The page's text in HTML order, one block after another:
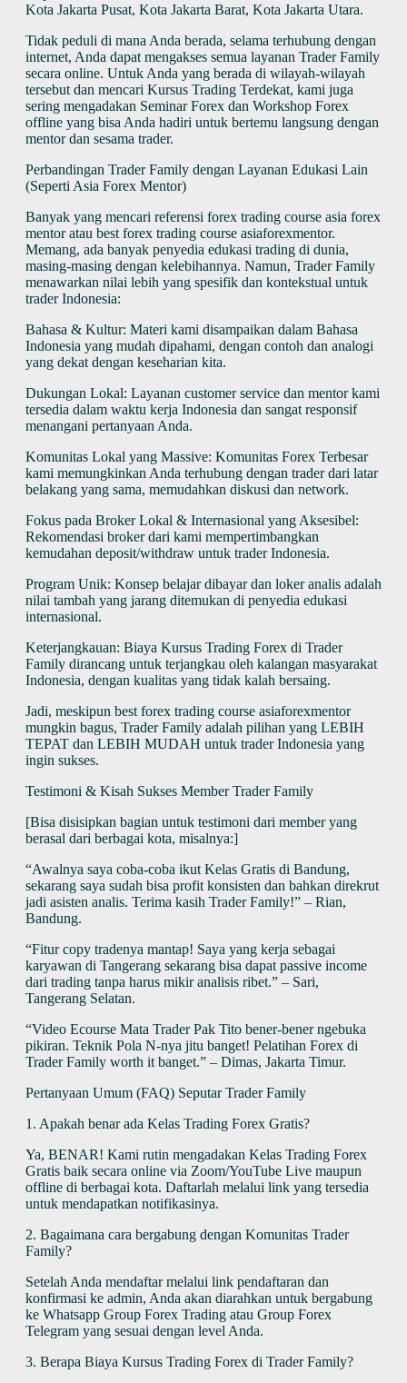
Kota Jakarta Pusat, Kota Jakarta Barat, Kota Jakarta Utara.
Tidak peduli di mana Anda berada, selama terhubung dengan
internet, Anda dapat mengakses semua layanan Trader Family
secara online. Untuk Anda yang berada di wilayah-wilayah
tersebut dan mencari Kursus Trading Terdekat, kami juga
sering mengadakan Seminar Forex dan Workshop Forex
offline yang bisa Anda hadiri untuk bertemu langsung dengan
mentor dan sesama trader.
Perbandingan Trader Family dengan Layanan Edukasi Lain
(Seperti Asia Forex Mentor)
Banyak yang mencari referensi forex trading course asia forex
mentor atau best forex trading course asiaforexmentor.
Memang, ada banyak penyedia edukasi trading di dunia,
masing-masing dengan kelebihannya. Namun, Trader Family
menawarkan nilai lebih yang spesifik dan kontekstual untuk
trader Indonesia:
Bahasa & Kultur: Materi kami disampaikan dalam Bahasa
Indonesia yang mudah dipahami, dengan contoh dan analogi
yang dekat dengan keseharian kita.
Dukungan Lokal: Layanan customer service dan mentor kami
tersedia dalam waktu kerja Indonesia dan sangat responsif
menangani pertanyaan Anda.
Komunitas Lokal yang Massive: Komunitas Forex Terbesar
kami memungkinkan Anda terhubung dengan trader dari latar
belakang yang sama, memudahkan diskusi dan network.
Fokus pada Broker Lokal & Internasional yang Aksesibel:
Rekomendasi broker dari kami mempertimbangkan
kemudahan deposit/withdraw untuk trader Indonesia.
Program Unik: Konsep belajar dibayar dan loker analis adalah
nilai tambah yang jarang ditemukan di penyedia edukasi
internasional.
Keterjangkauan: Biaya Kursus Trading Forex di Trader
Family dirancang untuk terjangkau oleh kalangan masyarakat
Indonesia, dengan kualitas yang tidak kalah bersaing.
Jadi, meskipun best forex trading course asiaforexmentor
mungkin bagus, Trader Family adalah pilihan yang LEBIH
TEPAT dan LEBIH MUDAH untuk trader Indonesia yang
ingin sukses.
Testimoni & Kisah Sukses Member Trader Family
[Bisa disisipkan bagian untuk testimoni dari member yang
berasal dari berbagai kota, misalnya:]
“Awalnya saya coba-coba ikut Kelas Gratis di Bandung,
sekarang saya sudah bisa profit konsisten dan bahkan direkrut
jadi asisten analis. Terima kasih Trader Family!” – Rian,
Bandung.
“Fitur copy tradenya mantap! Saya yang kerja sebagai
karyawan di Tangerang sekarang bisa dapat passive income
dari trading tanpa harus mikir analisis ribet.” – Sari,
Tangerang Selatan.
“Video Ecourse Mata Trader Pak Tito bener-bener ngebuka
pikiran. Teknik Pola N-nya jitu banget! Pelatihan Forex di
Trader Family worth it banget.” – Dimas, Jakarta Timur.
Pertanyaan Umum (FAQ) Seputar Trader Family
1. Apakah benar ada Kelas Trading Forex Gratis?
Ya, BENAR! Kami rutin mengadakan Kelas Trading Forex
Gratis baik secara online via Zoom/YouTube Live maupun
offline di berbagai kota. Daftarlah melalui link yang tersedia
untuk mendapatkan notifikasinya.
2. Bagaimana cara bergabung dengan Komunitas Trader
Family?
Setelah Anda mendaftar melalui link pendaftaran dan
konfirmasi ke admin, Anda akan diarahkan untuk bergabung
ke Whatsapp Group Forex Trading atau Group Forex
Telegram yang sesuai dengan level Anda.
3. Berapa Biaya Kursus Trading Forex di Trader Family?